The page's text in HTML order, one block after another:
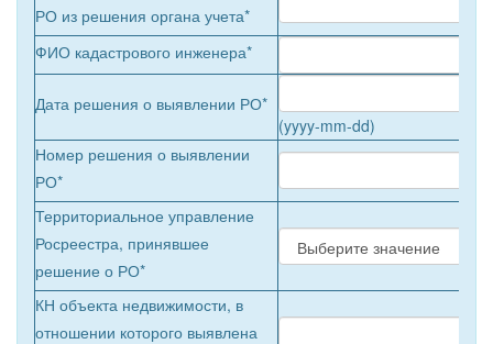
РО из решения органа учета*
ФИО кадастрового инженера*
Дата решения о выявлении РО*
(yyyy-mm-dd)
Номер решения о выявлении
РО*
Территориальное управление
Росреестра, принявшее
решение о РО*
КН объекта недвижимости, в
отношении которого выявлена